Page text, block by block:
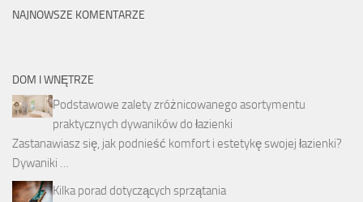
NAJNOWSZE KOMENTARZE
DOM I WNĘTRZE
Podstawowe zalety zróżnicowanego asortymentu
praktycznych dywaników do łazienki
Zastanawiasz się, jak podnieść komfort i estetykę swojej łazienki?
Dywaniki …
Kilka porad dotyczących sprzątania